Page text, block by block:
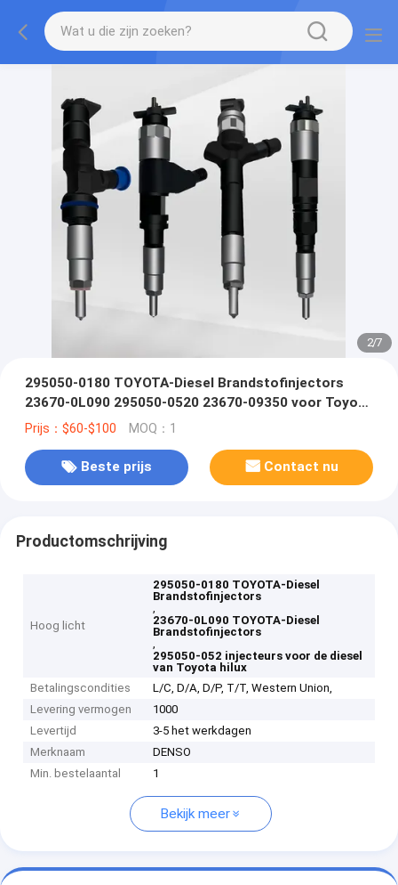
2/7
295050-0180 TOYOTA-Diesel Brandstofinjectors
23670-0L090 295050-0520 23670-09350 voor Toyota
Hilux 1KD 2KD
Prijs：$60-$100 MOQ：1
Beste prijs Contact nu
Productomschrijving
Hoog licht
295050-0180 TOYOTA-Diesel
Brandstofinjectors
,
23670-0L090 TOYOTA-Diesel
Brandstofinjectors
,
295050-052 injecteurs voor de diesel
van Toyota hilux
Betalingscondities
L/C, D/A, D/P, T/T, Western Union,
Levering vermogen
1000
Levertijd
3-5 het werkdagen
Merknaam
DENSO
Min. bestelaantal
1
Bekijk meer